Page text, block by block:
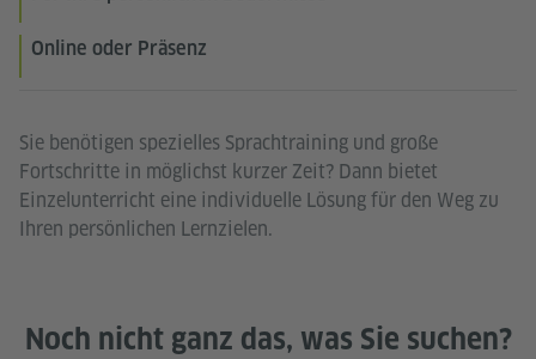
Sie benötigen spezielles Sprachtraining und große
Fortschritte in möglichst kurzer Zeit? Dann bietet
Einzelunterricht eine individuelle Lösung für den Weg zu
Ihren persönlichen Lernzielen.
Online oder Präsenz
Noch nicht ganz das, was Sie suchen?